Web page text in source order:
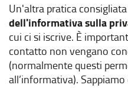
Un'altra pratica
dell'informativa sulla
cui ci si iscrive. È
contatto non vengano
(normalmente questi
all’informativa).